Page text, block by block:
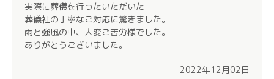
実際に葬儀を行ったいただいた
葬儀社の丁寧なご対応に驚きました。
雨と強風の中、大変ご苦労様でした。
ありがとうございました。
2022年12月02日